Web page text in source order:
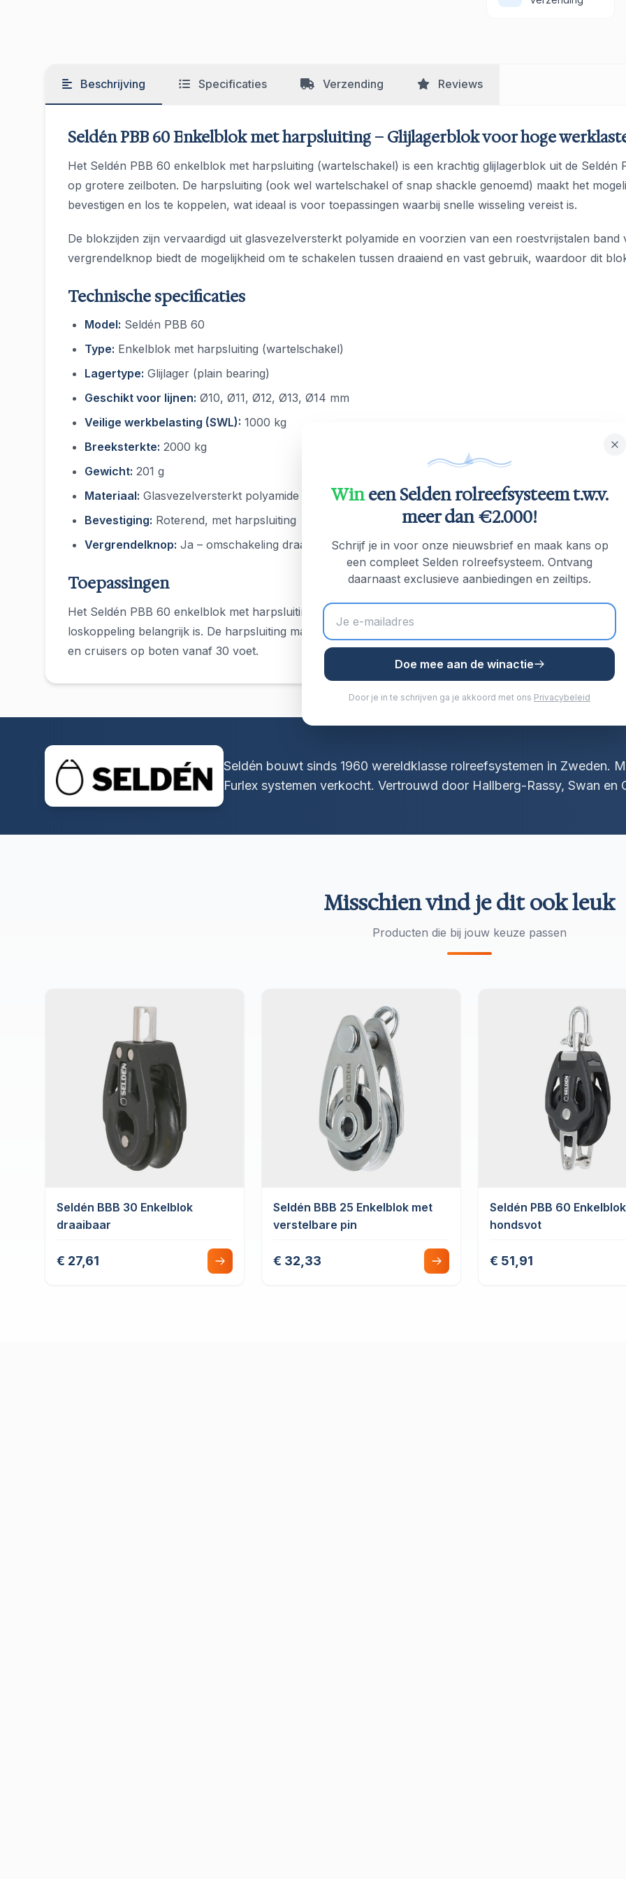
Beschrijving Specificaties Verzending Reviews
Seldén PBB 60 Enkelblok met harpsluiting – Glijlagerblok voor hoge
Het Seldén PBB 60 enkelblok met harpsluiting (wartelschakel) is een krachtig glijlagerblok uit de
op grotere zeilboten. De harpsluiting (ook wel wartelschakel of snap shackle genoemd) maakt het
bevestigen en los te koppelen, wat ideaal is voor toepassingen waarbij snelle wisseling vereist is.
De blokzijden zijn vervaardigd uit glasvezelversterkt polyamide en voorzien van een roestvrijstalen
vergrendelknop biedt de mogelijkheid om te schakelen tussen draaiend en vast gebruik, waardoor dit
Technische specificaties
Model: Seldén PBB 60
Type: Enkelblok met harpsluiting (wartelschakel)
Lagertype: Glijlager (plain bearing)
Geschikt voor lijnen: Ø10, Ø11, Ø12, Ø13, Ø14 mm
Veilige werkbelasting (SWL): 1000 kg
Breeksterkte: 2000 kg
Gewicht: 201 g
Materiaal: Glasvezelversterkt polyamide met roestvrijstalen band
Bevestiging: Roterend, met harpsluiting
Vergrendelknop: Ja – omschakeling draaiend/vast
Toepassingen
Het Seldén PBB 60 enkelblok met harpsluiting is bij uitstek geschikt voor spinnakerval-, gennakerval-
loskoppeling belangrijk is. De harpsluiting maakt het mogelijk om het blok met één hand te bedienen,
en cruisers op boten vanaf 30 voet.
Seldén bouwt sinds 1960 wereldklasse rolreefsystemen in Zweden.
Furlex systemen verkocht. Vertrouwd door Hallberg-Rassy, Swan en
Misschien vind je dit ook leuk
Producten die bij jouw keuze passen
Seldén BBB 30 Enkelblok
draaibaar
€ 27,61
Seldén BBB 25 Enkelblok met
verstelbare pin
€ 32,33
Seldén PBB 60
hondsvot
€ 51,91
Wineen Selden rolreefsysteem t.w.v.
meer dan €2.000!
Schrijf je in voor onze nieuwsbrief en maak kans op
een compleet Selden rolreefsysteem. Ontvang
daarnaast exclusieve aanbiedingen en zeiltips.
Doe mee aan de winactie
Door je in te schrijven ga je akkoord met ons Privacybeleid